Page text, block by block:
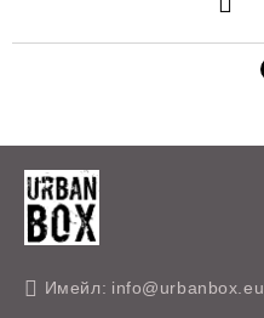
Имейл: info@urbanbox.eu